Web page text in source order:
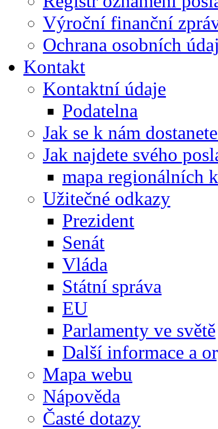
Výroční finanční
Ochrana osobních
Kontakt
Kontaktní údaje
Podatelna
Jak se k nám
Jak najdete svého
mapa regionálních
Užitečné odkazy
Prezident
Senát
Vláda
Státní správa
EU
Parlamenty ve světě
Další informace a
Mapa webu
Nápověda
Časté dotazy